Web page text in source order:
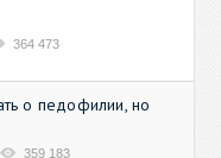
364 473
о педофилии, но
359 183